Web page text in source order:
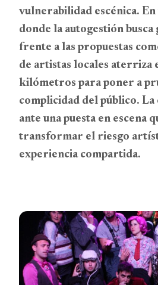
vulnerabilidad escénica.
donde la autogestión
frente a las propuestas
de artistas locales aterriza
kilómetros para poner a
complicidad del público. La
ante una puesta en escena
transformar el riesgo
experiencia compartida.